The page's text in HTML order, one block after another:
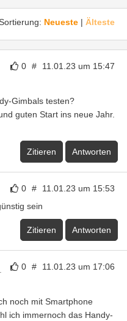
Neueste | Älteste
0 # 11.01.23 um 15:47
Gimbals testen?
guten Start ins neue Jahr.
Zitieren Antworten
0 # 11.01.23 um 15:53
sein
Zitieren Antworten
0 # 11.01.23 um 17:06
noch mit Smartphone
ich immernoch das Handy-